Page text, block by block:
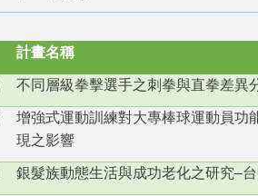
計畫名稱
不同層級拳擊選手之刺拳與直拳差異
增強式運動訓練對大專棒球運動員功
現之影響
銀髮族動態生活與成功老化之研究–